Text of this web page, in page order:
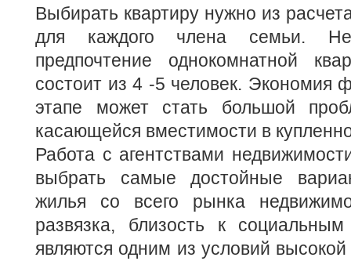
Выбирать квартиру нужно из
для каждого члена семьи. Не
предпочтение однокомнатной
состоит из 4 -5 человек. Экономия
этапе может стать большой
касающейся вместимости в
Работа с агентствами
выбрать самые достойные
жилья со всего рынка
развязка, близость к
являются одним из условий